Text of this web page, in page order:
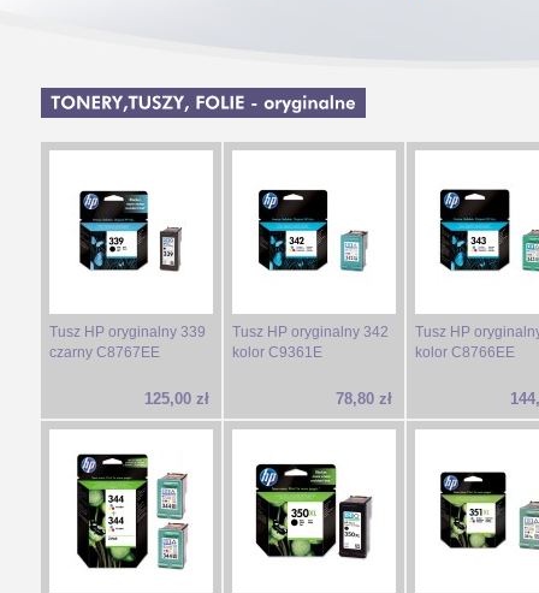
Tusz HP oryginalny 339
czarny C8767EE
125,00 zł
Tusz HP oryginalny 342
kolor C9361E
78,80 zł
Tusz HP
kolor C8766EE